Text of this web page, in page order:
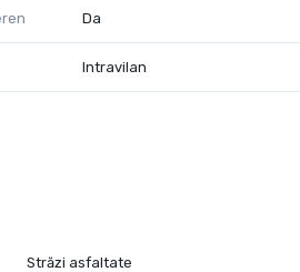
Da
Intravilan
Străzi asfaltate